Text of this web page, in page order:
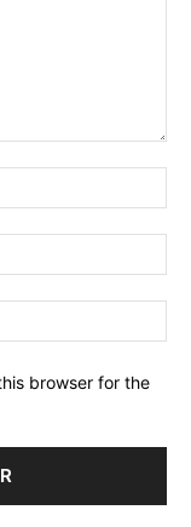
browser for the